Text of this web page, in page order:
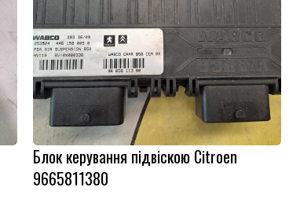
Блок керування підвіскою Citroen
9665811380